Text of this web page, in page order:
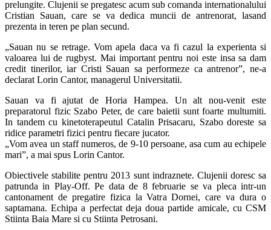
prelungite. Clujenii se pregatesc acum sub comanda internationalului
Cristian Sauan, care se va dedica muncii de antrenorat, lasand
prezenta in teren pe plan secund.
„Sauan nu se retrage. Vom apela daca va fi cazul la experienta si
valoarea lui de rugbyst. Mai important pentru noi este insa sa dam
credit tinerilor, iar Cristi Sauan sa performeze ca antrenor”, ne-a
declarat Lorin Cantor, managerul Universitatii.
Sauan va fi ajutat de Horia Hampea. Un alt nou-venit este
preparatorul fizic Szabo Peter, de care baietii sunt foarte multumiti.
In tandem cu kinetoterapeutul Catalin Prisacaru, Szabo doreste sa
ridice parametri fizici pentru fiecare jucator.
„Vom avea un staff numeros, de 9-10 persoane, asa cum au echipele
mari”, a mai spus Lorin Cantor.
Obiectivele stabilite pentru 2013 sunt indraznete. Clujenii doresc sa
patrunda in Play-Off. Pe data de 8 februarie se va pleca intr-un
cantonament de pregatire fizica la Vatra Dornei, care va dura o
saptamana. Echipa a perfectat deja doua partide amicale, cu CSM
Stiinta Baia Mare si cu Stiinta Petrosani.